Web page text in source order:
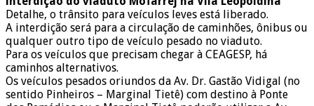
Detalhe, o trânsito para veículos leves está liberado.
A interdição será para a circulação de caminhões, ônibus ou
qualquer outro tipo de veículo pesado no viaduto.
Para os veículos que precisam chegar à CEAGESP, há
caminhos alternativos.
Os veículos pesados oriundos da Av. Dr. Gastão Vidigal (no
sentido Pinheiros – Marginal Tietê) com destino à Ponte